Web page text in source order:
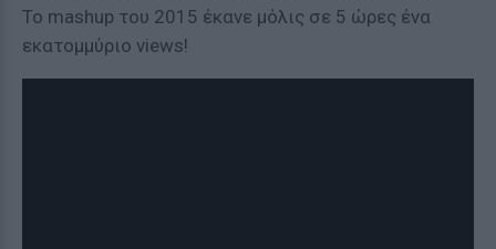
Το mashup του 2015 έκανε μόλις σε 5 ώρες ένα
εκατομμύριο views!